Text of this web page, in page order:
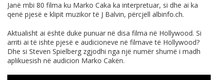
Janë mbi 80 filma ku Marko Caka ka interpretuar, si dhe ai ka
qenë pjesë e klipit muzikor të J Balvin, përcjell albinfo.ch.
Aktualisht ai është duke punuar në disa filma në Hollywood. Si
arriti ai të ishte pjesë e audicioneve në filmave të Hollywood?
Dhe si Steven Spielberg zgjodhi nga një numër shumë i madh
aplikuesish në audicion Marko Cakën.